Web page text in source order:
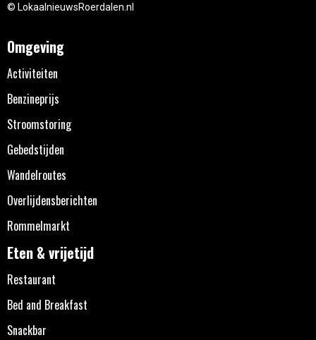
© LokaalnieuwsRoerdalen.nl
Omgeving
Activiteiten
Benzineprijs
Stroomstoring
Gebedstijden
Wandelroutes
Overlijdensberichten
Rommelmarkt
Eten & vrijetijd
Restaurant
Bed and Breakfast
Snackbar